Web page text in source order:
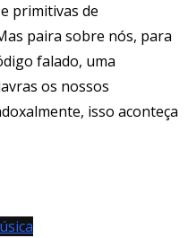
primitivas de
paira sobre nós, para
falado, uma
os nossos
isso aconteça